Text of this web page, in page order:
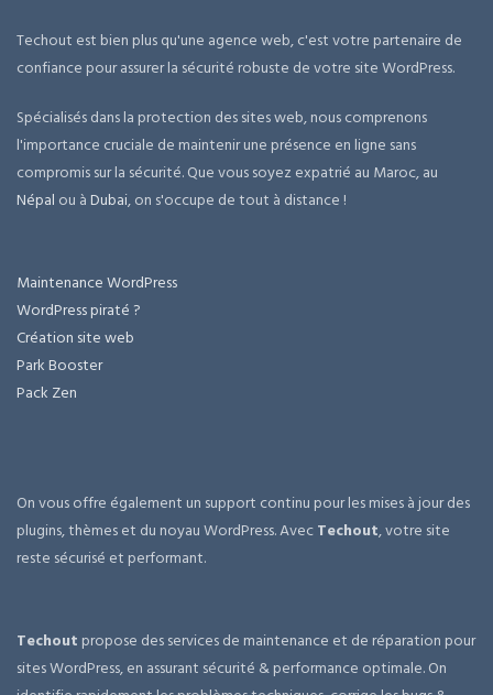
Techout est bien plus qu'une agence web, c'est votre partenaire de
confiance pour assurer la sécurité robuste de votre site WordPress.
Spécialisés dans la protection des sites web, nous comprenons
l'importance cruciale de maintenir une présence en ligne sans
compromis sur la sécurité. Que vous soyez expatrié au Maroc, au
Népal ou àDubai, on s'occupe de tout à distance !
Maintenance WordPress
WordPress piraté ?
Création site web
Park Booster
Pack Zen
On vous offre également un support continu pour les mises à jour des
plugins, thèmes et du noyau WordPress. AvecTechout, votre site
reste sécurisé et performant.
Techout propose des services de maintenance et de réparation pour
sites WordPress, en assurant sécurité & performance optimale. On